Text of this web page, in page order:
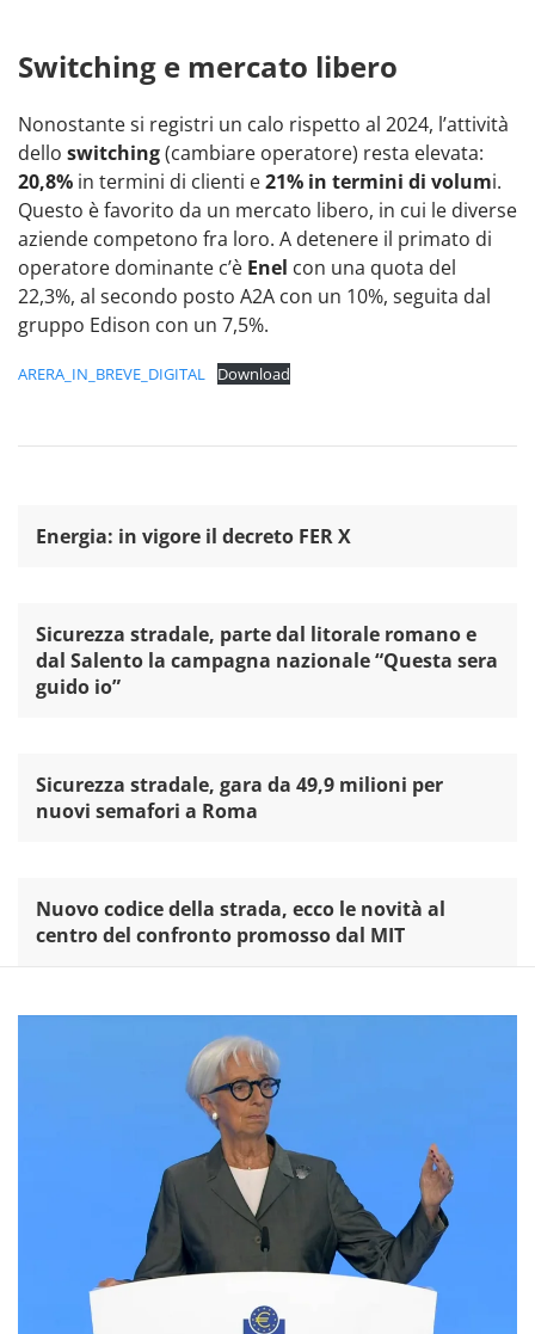
Switching e mercato libero
Nonostante si registri un calo rispetto al 2024, l’attività
dello switching(cambiare operatore) resta elevata:
20,8% in termini di clienti e21% in termini di volumi.
Questo è favorito da un mercato libero, in cui le diverse
aziende competono fra loro. A detenere il primato di
operatore dominante c’è Enel con una quota del
22,3%, al secondo posto A2A con un 10%, seguita dal
gruppo Edison con un 7,5%.
ARERA_IN_BREVE_DIGITAL Download
Energia: in vigore il decreto FER X
Sicurezza stradale, parte dal litorale romano e
dal Salento la campagna nazionale “Questa sera
guido io”
Sicurezza stradale, gara da 49,9 milioni per
nuovi semafori a Roma
Nuovo codice della strada, ecco le novità al
centro del confronto promosso dal MIT